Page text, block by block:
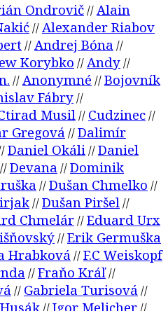
Ondrovič//Alain
//Alexander Riabov
//Andrej Bóna //
Korybko //Andy//
//Anonymné //Bojovník
Fábry//
Musil// Cudzinec//
Gregová //Dalimír
Daniel Okáli//Daniel
Devana //Dominik
//Dušan Chmelko //
//Dušan Piršel//
Chmelár//Eduard Urx
//Erik Germuška
Hrabková //F.C Weiskopf
//Fraňo Kráľ//
// Gabriela Turisová //
Igor Melicher